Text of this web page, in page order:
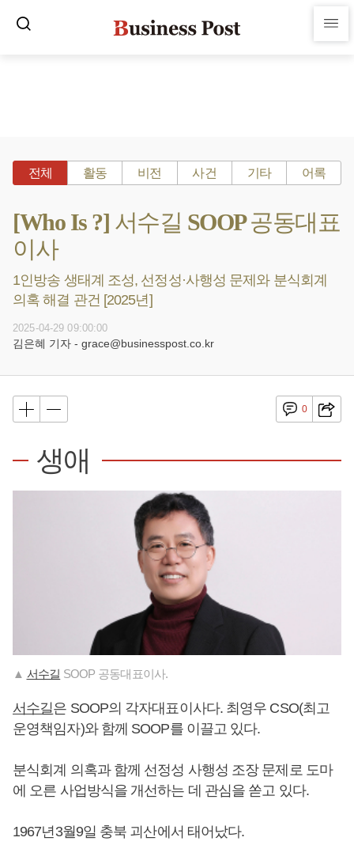
전체 활동 비전 사건 기타 어록
[Who Is ?] 서수길 SOOP 공동대표
이사
1인방송 생태계 조성, 선정성·사행성 문제와 분식회계
의혹 해결 관건 [2025년]
2025-04-29 09:00:00
김은혜 기자 - grace@businesspost.co.kr
0
생애
▲ 서수길 SOOP 공동대표이사.
서수길은 SOOP의 각자대표이사다. 최영우 CSO(최고
운영책임자)와 함께 SOOP를 이끌고 있다.
분식회계 의혹과 함께 선정성 사행성 조장 문제로 도마
에 오른 사업방식을 개선하는 데 관심을 쏟고 있다.
1967년3월9일 충북 괴산에서 태어났다.